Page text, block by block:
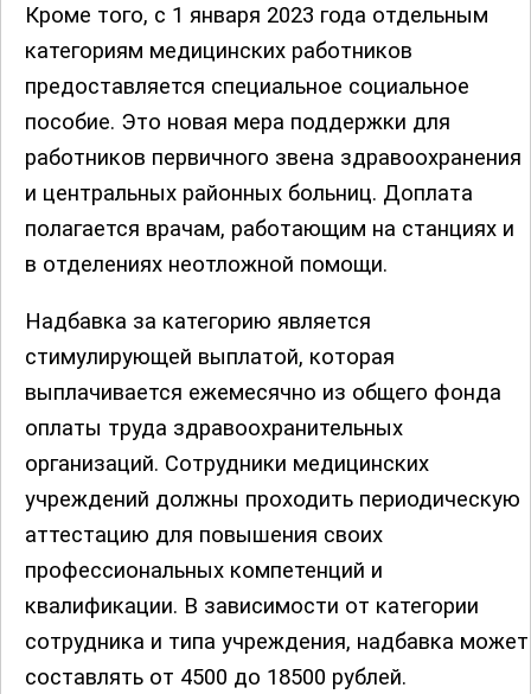
Кроме того, с 1 января 2023 года отдельным
категориям медицинских работников
предоставляется специальное социальное
пособие. Это новая мера поддержки для
работников первичного звена здравоохранения
и центральных районных больниц. Доплата
полагается врачам, работающим на станциях и
в отделениях неотложной помощи.
Надбавка за категорию является
стимулирующей выплатой, которая
выплачивается ежемесячно из общего фонда
оплаты труда здравоохранительных
организаций. Сотрудники медицинских
учреждений должны проходить периодическую
аттестацию для повышения своих
профессиональных компетенций и
квалификации. В зависимости от категории
сотрудника и типа учреждения, надбавка может
составлять от 4500 до 18500 рублей.